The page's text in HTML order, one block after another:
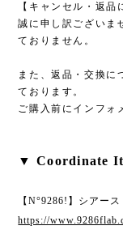
【キャンセル・返品
誠に申し訳ございま
ておりません。
また、返品・交換に
ております。
ご購入前にインフォ
▼ Coordinate
【N°9286!】シアー
https://